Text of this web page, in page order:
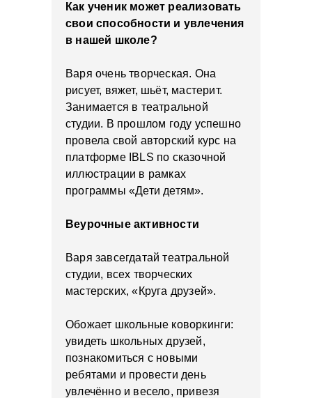
Как ученик может реализовать
свои способности и увлечения
в нашей школе?
Варя очень творческая. Она
рисует, вяжет, шьёт, мастерит.
Занимается в театральной
студии. В прошлом году успешно
провела свой авторский курс на
платформе IBLS по сказочной
иллюстрации в рамках
программы «Дети детям».
Веурочные активности
Варя завсегдатай театральной
студии, всех творческих
мастерских, «Круга друзей».
Обожает школьные коворкинги:
увидеть школьных друзей,
познакомиться с новыми
ребятами и провести день
увлечённо и весело, привезя